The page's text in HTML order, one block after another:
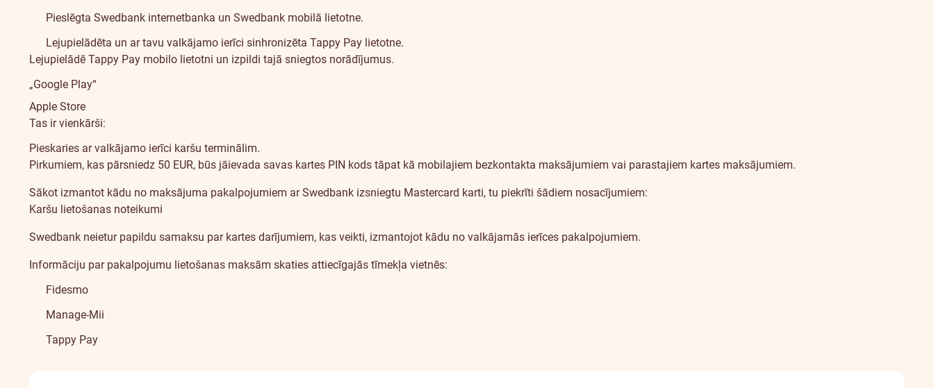
Pieslēgta Swedbank internetbanka un Swedbank mobilā lietotne.
Lejupielādēta un ar tavu valkājamo ierīci sinhronizēta Tappy Pay lietotne.
Lejupielādē Tappy Pay mobilo lietotni un izpildi tajā sniegtos norādījumus.
„Google Play“
Apple Store
Tas ir vienkārši:
Pieskaries ar valkājamo ierīci karšu terminālim.
Pirkumiem, kas pārsniedz 50 EUR, būs jāievada savas kartes PIN kods tāpat kā mobilajiem bezkontakta maksājumiem vai parastajiem kartes maksājumiem.
Nosacījumi
un
komisijas
maksas
Sākot izmantot kādu no maksājuma pakalpojumiem ar Swedbank izsniegtu Mastercard karti, tu piekrīti šādiem nosacījumiem:
Karšu lietošanas noteikumi
Swedbank neietur papildu samaksu par kartes darījumiem, kas veikti, izmantojot kādu no valkājamās ierīces pakalpojumiem.
Informāciju par pakalpojumu lietošanas maksām skaties attiecīgajās tīmekļa vietnēs:
Fidesmo
Manage-Mii
Tappy Pay